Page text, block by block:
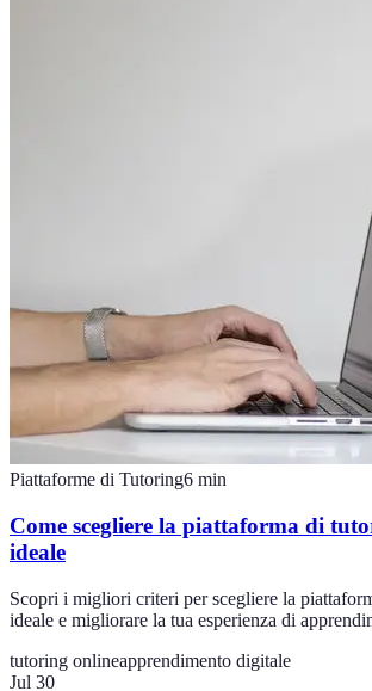
Piattaforme di Tutoring6 min
Come scegliere la piattaforma di
ideale
Scopri i migliori criteri per scegliere la
ideale e migliorare la tua esperienza di
tutoring onlineapprendimento digitale
Jul 30